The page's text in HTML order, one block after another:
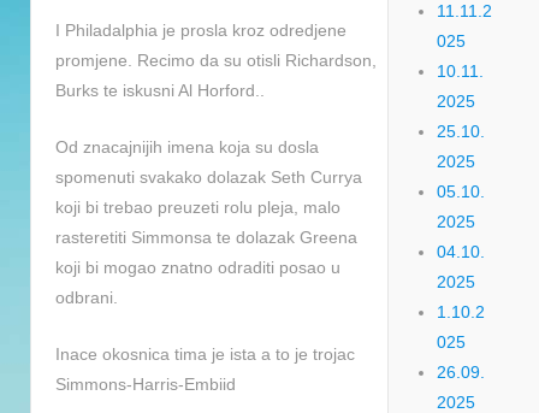
I Philadalphia je prosla kroz odredjene
promjene. Recimo da su otisli Richardson,
Burks te iskusni Al Horford..
Od znacajnijih imena koja su dosla
spomenuti svakako dolazak Seth Currya
koji bi trebao preuzeti rolu pleja, malo
rasteretiti Simmonsa te dolazak Greena
koji bi mogao znatno odraditi posao u
odbrani.
Inace okosnica tima je ista a to je trojac
Simmons-Harris-Embiid
11.11.2
025
10.11.
2025
25.10.
2025
05.10.
2025
04.10.
2025
1.10.2
025
26.09.
2025